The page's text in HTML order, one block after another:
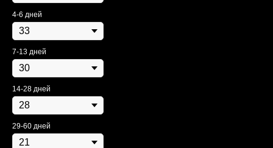
4-6 дней
7-13 дней
14-28 дней
29-60 дней